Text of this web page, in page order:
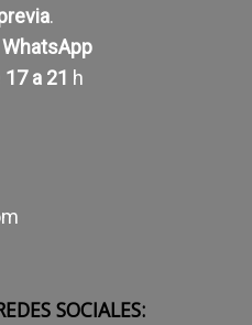
.
WhatsApp
17 a 21 h
SOCIALES: